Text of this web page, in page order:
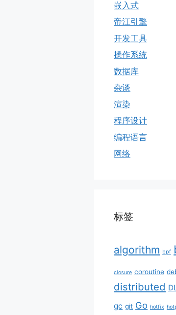
嵌入式
帝江引擎
开发工具
操作系统
数据库
杂谈
渲染
程序设计
编程语言
网络
标签
algorithm bpf
closure coroutine
distributed
gc git Go hotfix